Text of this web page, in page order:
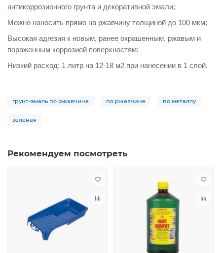
антикоррозионного грунта и декоративной эмали;
Можно наносить прямо на ржавчину толщиной до 100 мкм;
Высокая адгезия к новым, ранее окрашенным, ржавым и
пораженным коррозией поверхностям;
Низкий расход: 1 литр на 12-18 м2 при нанесении в 1 слой.
грунт-эмаль по ржавчине по ржавчине по металлу
зеленая
Рекомендуем посмотреть